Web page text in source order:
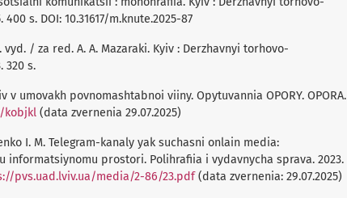
s. DOI: 10.31617/m.knute.2025-87
/ za red. A. A. Mazaraki. Kyiv : Derzhavnyi torhovo-
320 s.
umovakh povnomashtabnoi viiny. Opytuvannia OPORY. OPORA.
kobjkl (data zvernenia 29.07.2025)
I. M. Telegram-kanaly yak suchasni onlain media:
informatsiynomu prostori. Polihrafiia i vydavnycha sprava. 2023.
pvs.uad.lviv.ua/media/2-86/23.pdf(data zvernenia: 29.07.2025)